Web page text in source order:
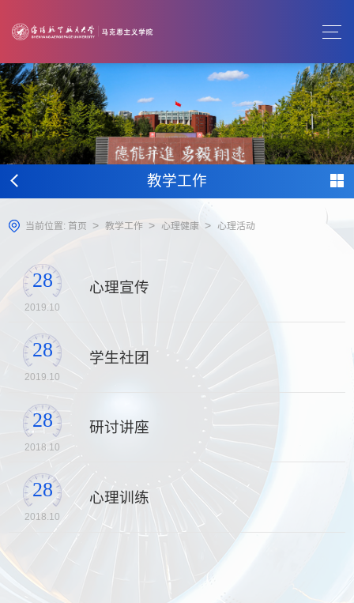
教学工作
当前位置: 首页 > 教学工作 > 心理健康 > 心理活动
28
2019.10
心理宣传
28
2019.10
学生社团
28
2018.10
研讨讲座
28
2018.10
心理训练